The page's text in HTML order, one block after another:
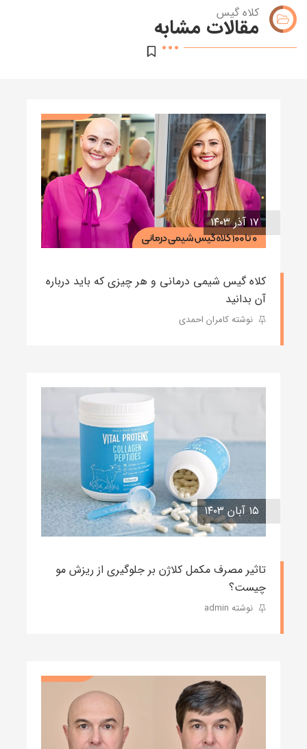
کلاه گیس
مقالات مشابه
۱۷ آذر ۱۴۰۳
کلاه گیس شیمی درمانی و هر چیزی که باید درباره
آن بدانید
نوشته کامران احمدی
۱۵ آبان ۱۴۰۳
تاثیر مصرف مکمل کلاژن بر جلوگیری از ریزش مو
چیست؟
نوشته admin